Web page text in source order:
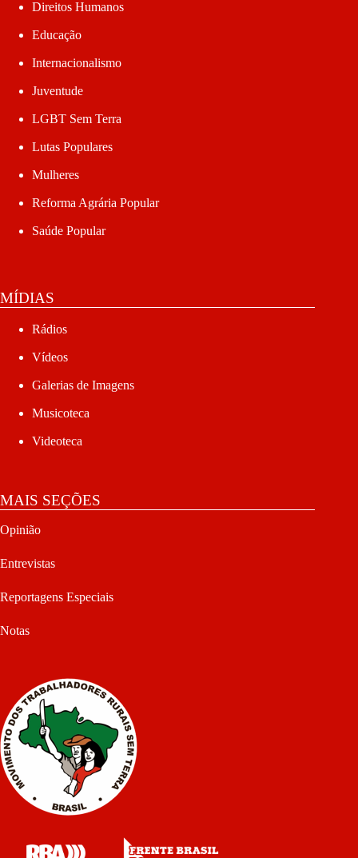
Direitos Humanos
Educação
Internacionalismo
Juventude
LGBT Sem Terra
Lutas Populares
Mulheres
Reforma Agrária Popular
Saúde Popular
MÍDIAS
Rádios
Vídeos
Galerias de Imagens
Musicoteca
Videoteca
MAIS SEÇÕES
Opinião
Entrevistas
Reportagens Especiais
Notas